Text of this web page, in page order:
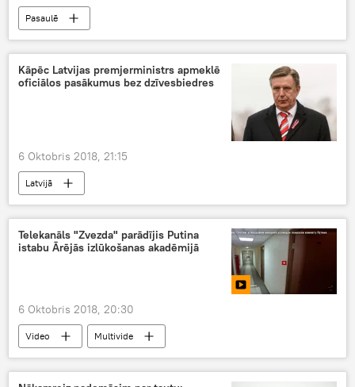
Pasaulē
Kāpēc Latvijas premjerministrs apmeklē
oficiālos pasākumus bez dzīvesbiedres
6 Oktobris 2018, 21:15
Latvijā
Telekanāls "Zvezda" parādījis Putina
istabu Ārējās izlūkošanas akadēmijā
6 Oktobris 2018, 20:30
Video Multivide